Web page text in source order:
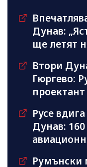
Дунав:
ще летят
Втори
Гюргево:
Русе
Дунав:
Румънски